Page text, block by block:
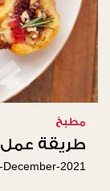
مطبخ
طريقة عمل
December-2021